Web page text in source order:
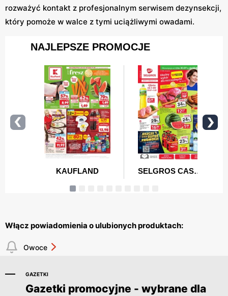
rozważyć kontakt z profesjonalnym serwisem dezynsekcji,
który pomoże w walce z tymi uciążliwymi owadami.
Włącz powiadomienia o ulubionych produktach:
Owoce
GAZETKI
Gazetki promocyjne - wybrane dla